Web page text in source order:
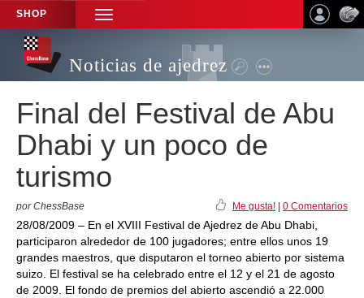
SHOP
TOGGLE
NAVIGATION
Noticias de ajedrez
Final del Festival de Abu
Dhabi y un poco de
turismo
por ChessBase Me gusta! 0 Comentarios
28/08/2009 – En el XVIII Festival de Ajedrez de Abu Dhabi,
participaron alrededor de 100 jugadores; entre ellos unos 19
grandes maestros, que disputaron el torneo abierto por sistema
suizo. El festival se ha celebrado entre el 12 y el 21 de agosto
de 2009. El fondo de premios del abierto ascendió a 22.000